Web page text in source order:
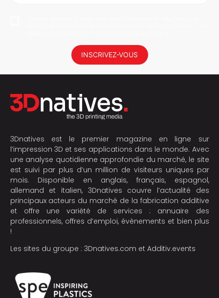
INSCRIVEZ-VOUS
3Dnatives est le premier magazine en ligne sur
l’impression 3D et ses applications dans le monde. Avec
une analyse quotidienne approfondie du marché, le site
est suivi par plus d’un million de visiteurs uniques par
mois. Disponible en anglais, français, espagnol,
allemand et italien, 3Dnatives couvre l’actualité des
principaux acteurs du marché de la fabrication additive
et offre une variété de services : annuaire des
professionnels, offres d’emploi, évènements et bien plus
!
Les sites du groupe : 3Dnatives.com et Additiv.events